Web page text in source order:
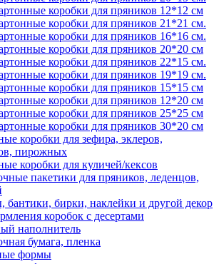
коробки для пряников 12*12 см
коробки для пряников 21*21 см.
коробки для пряников 16*16 см.
коробки для пряников 20*20 см
коробки для пряников 22*15 см.
коробки для пряников 19*19 см.
коробки для пряников 15*15 см
коробки для пряников 12*20 см
коробки для пряников 25*25 см
коробки для пряников 30*20 см
коробки для зефира, эклеров,
пирожных
коробки для куличей/кексов
пакетики для пряников, леденцов,
бантики, бирки, наклейки и другой декор
коробок с десертами
наполнитель
бумага, пленка
формы